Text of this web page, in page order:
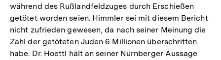
während des Rußlandfeldzuges durch Erschießen
getötet worden seien. Himmler sei mit diesem Bericht
nicht zufrieden gewesen, da nach seiner Meinung die
Zahl der getöteten Juden 6 Millionen überschritten
habe. Dr. Hoettl hält an seiner Nürnberger Aussage